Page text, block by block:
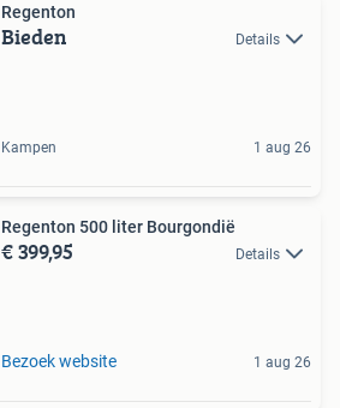
Regenton
Bieden Details
Kampen 1 aug 26
Regenton 500 liter Bourgondië
€ 399,95 Details
Bezoek website 1 aug 26